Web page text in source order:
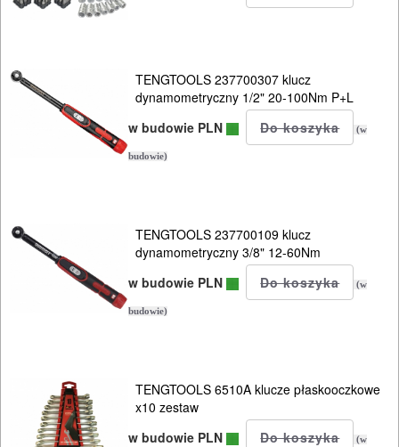
TENGTOOLS 237700307 klucz
dynamometryczny 1/2" 20-100Nm P+L
w budowie PLN
(w
budowie)
TENGTOOLS 237700109 klucz
dynamometryczny 3/8" 12-60Nm
w budowie PLN
(w
budowie)
TENGTOOLS 6510A klucze płaskooczkowe
x10 zestaw
w budowie PLN
(w